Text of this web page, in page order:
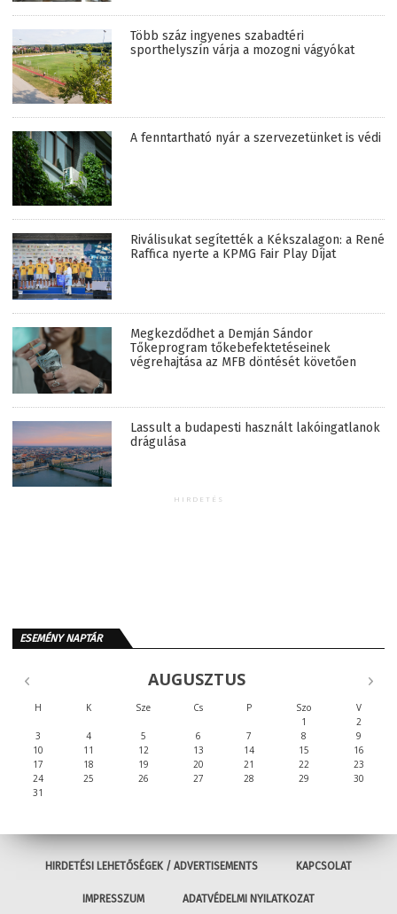
Több száz ingyenes szabadtéri
sporthelyszín várja a mozogni vágyókat
A fenntartható nyár a szervezetünket is védi
Riválisukat segítették a Kékszalagon: a René
Raffica nyerte a KPMG Fair Play Díjat
Megkezdődhet a Demján Sándor
Tőkeprogram tőkebefektetéseinek
végrehajtása az MFB döntését követően
Lassult a budapesti használt lakóingatlanok
drágulása
HIRDETÉS
ESEMÉNY NAPTÁR
AUGUSZTUS
H K Sze Cs P Szo
V
1
2
3
4 5 6 7 8
9
10
11 12 13 14 15
16
17
18 19 20 21 22
23
24
25 26 27 28 29
30
31
HIRDETÉSI LEHETŐSÉGEK / ADVERTISEMENTS KAPCSOLAT
IMPRESSZUM ADATVÉDELMI NYILATKOZAT